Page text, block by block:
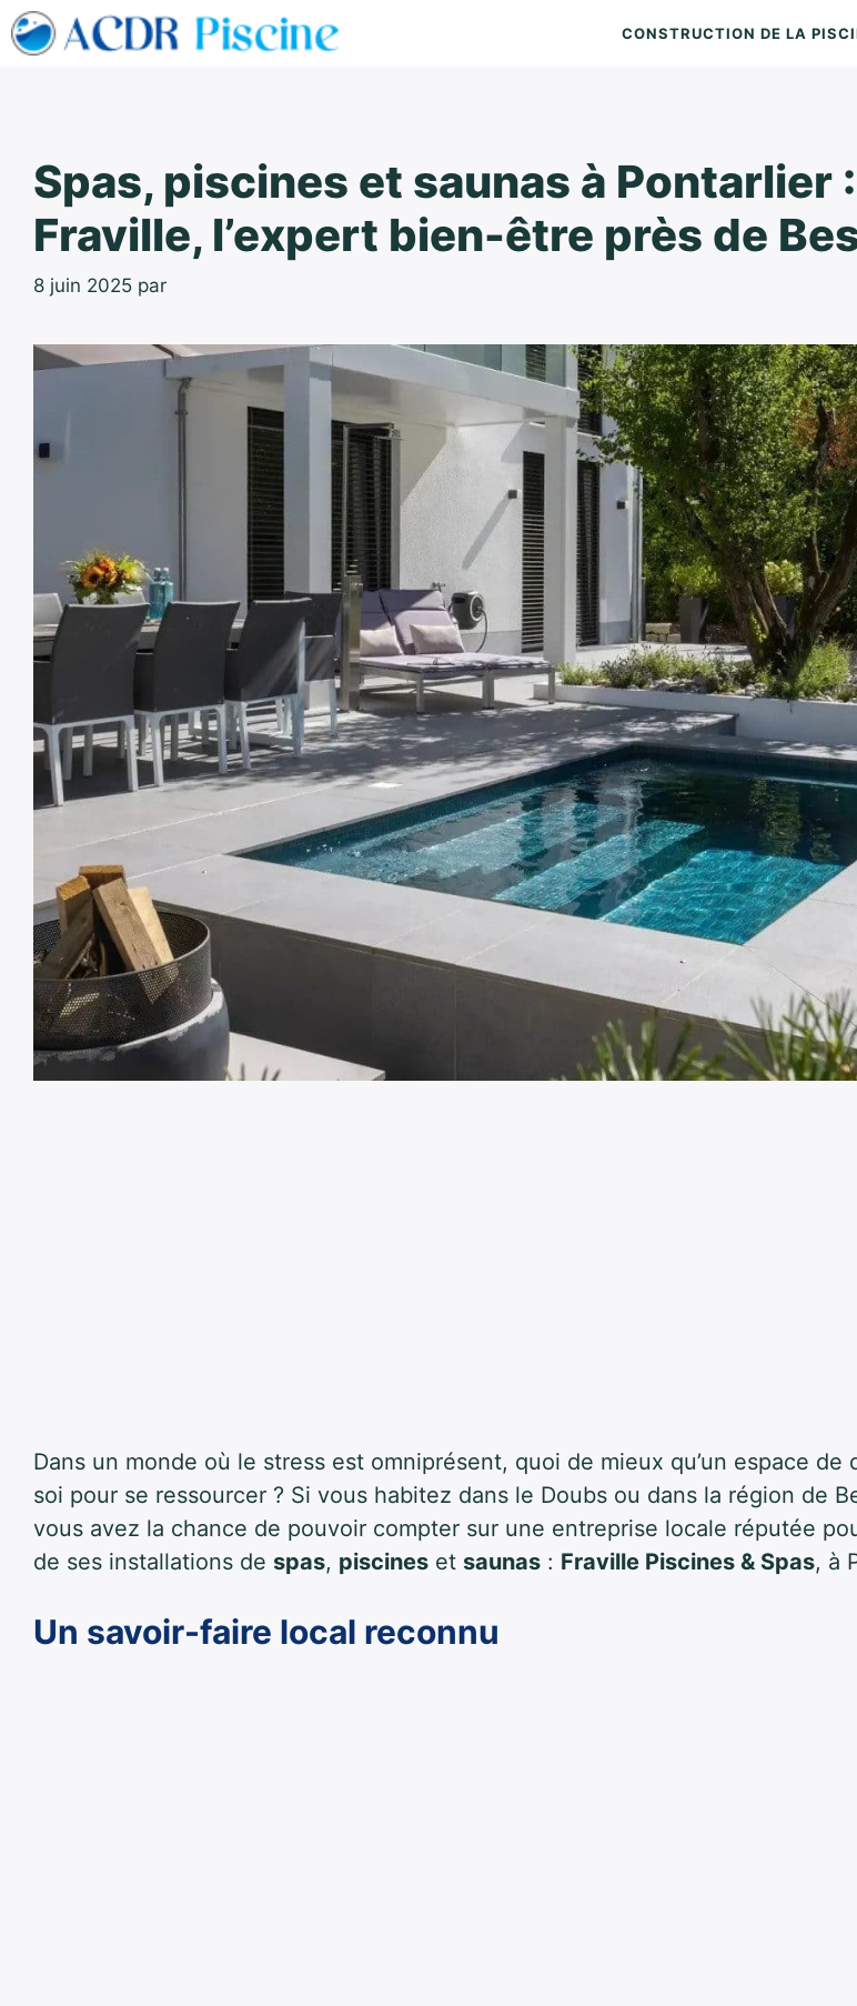
Aller
au
CONSTRUCTION DE LA
Spas, piscines et saunas à Pontarlier :
Fraville, l’expert bien-être près de
8 juin 2025 par
Dans un monde où le stress est omniprésent, quoi de mieux qu’un espace de
soi pour se ressourcer ? Si vous habitez dans le Doubs ou dans la région de
vous avez la chance de pouvoir compter sur une entreprise locale réputée
de ses installations de spas, piscines et saunas : Fraville Piscines & Spas, à
Un savoir-faire local reconnu